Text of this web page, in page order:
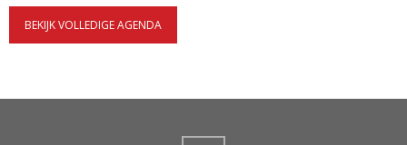
BEKIJK VOLLEDIGE AGENDA